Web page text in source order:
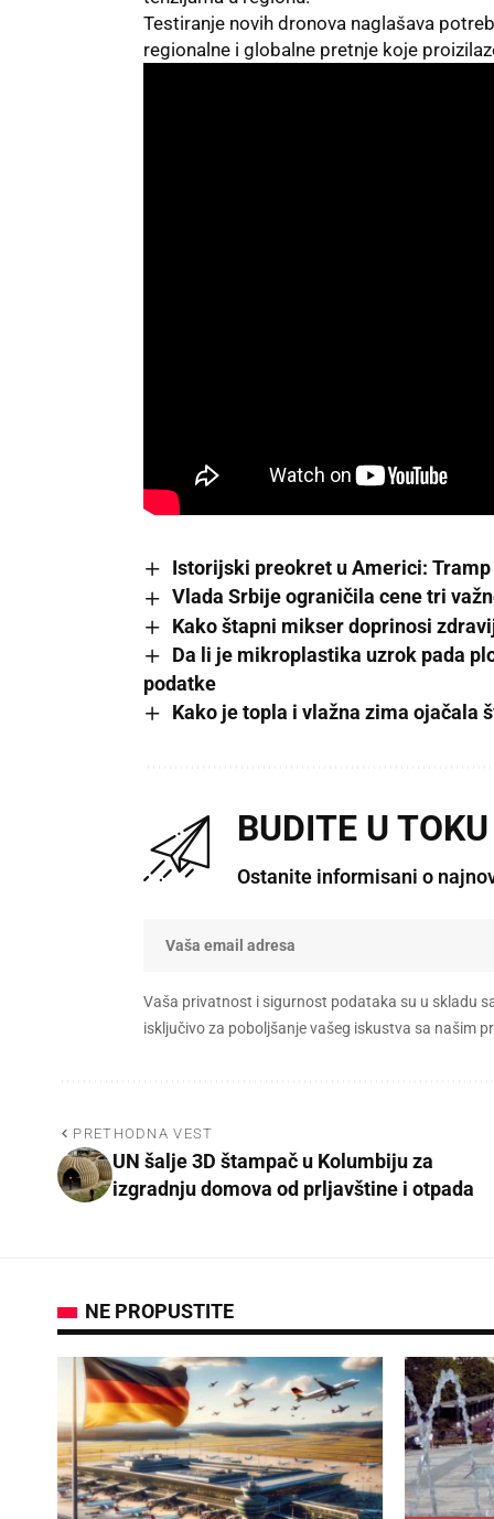
Testiranje novih dronova naglašava
regionalne i globalne pretnje koje
Istorijski preokret u Americi:
Vlada Srbije ograničila cene tri
Kako štapni mikser doprinosi
Da li je mikroplastika uzrok pada
podatke
Kako je topla i vlažna zima ojačala
BUDITE U
Ostanite informisani o
Vaša privatnost i sigurnost podataka su u skladu
isključivo za poboljšanje vašeg iskustva sa našim
PRETHODNA VEST
UN šalje 3D štampač u Kolumbiju za
izgradnju domova od prljavštine i otpada
NE PROPUSTITE